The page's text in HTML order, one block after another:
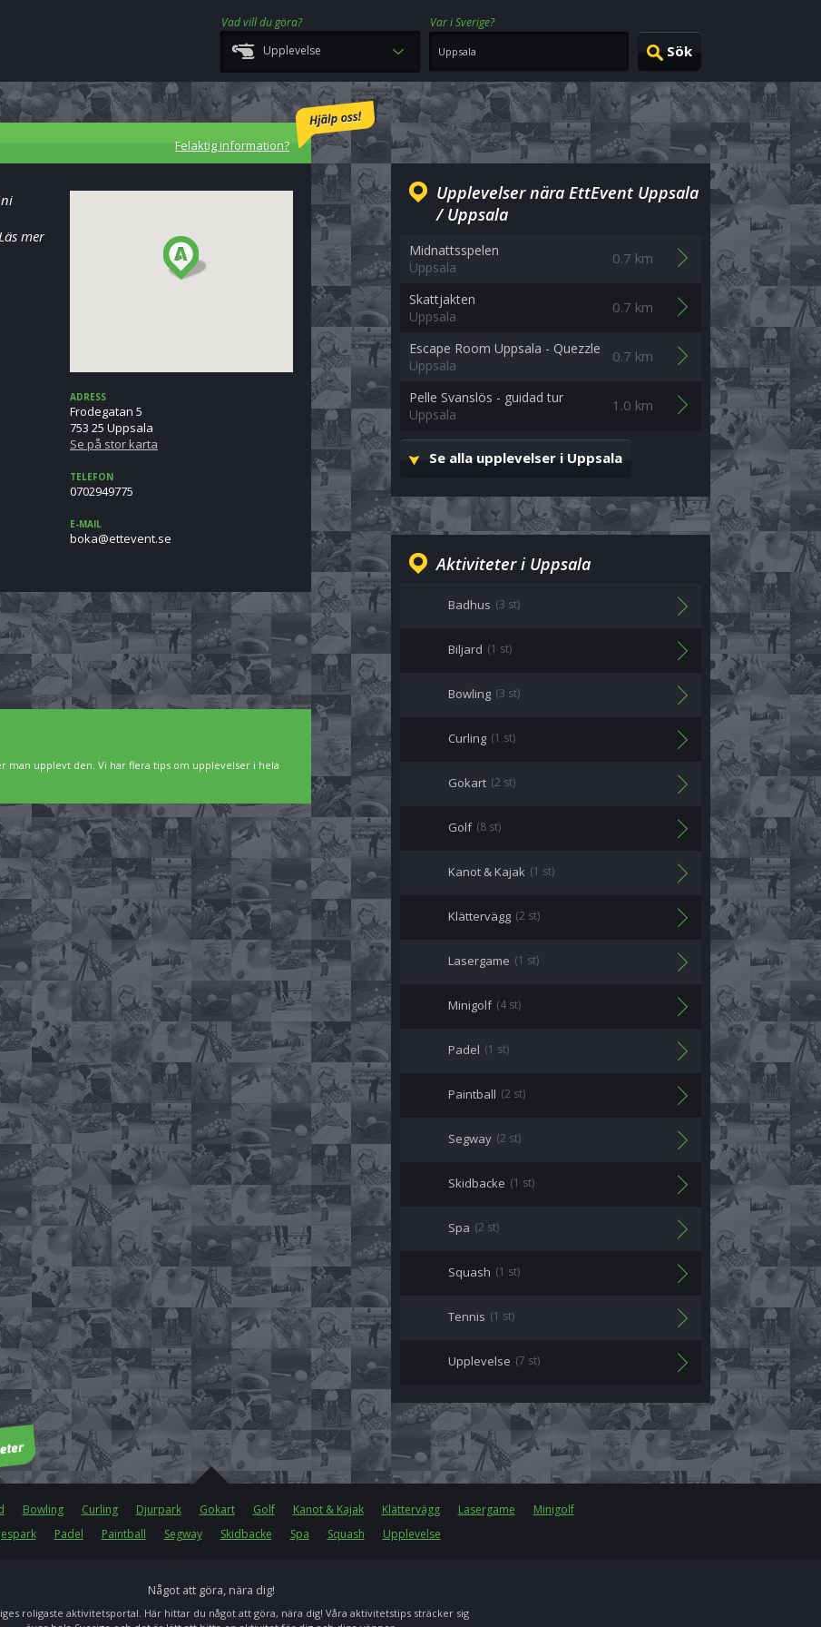
Vad vill du göra?
Var i Sverige?
Upplevelse
Felaktig information?
mer
ADRESS
Frodegatan 5
753 25 Uppsala
Se på stor karta
TELEFON
0702949775
E-MAIL
es.tnevette@akob
Upplevelser nära EttEvent Uppsala
/ Uppsala
Midnattsspelen
Uppsala
0.7 km
Skattjakten
Uppsala
0.7 km
Escape Room Uppsala - Quezzle
Uppsala
0.7 km
Pelle Svanslös - guidad tur
Uppsala
1.0 km
Se alla upplevelser i Uppsala
Aktiviteter i Uppsala
Badhus (3 st)
Biljard (1 st)
Bowling (3 st)
Curling (1 st)
Gokart (2 st)
Golf (8 st)
Kanot & Kajak (1 st)
Klättervägg (2 st)
Lasergame (1 st)
Minigolf (4 st)
Padel (1 st)
Paintball (2 st)
Segway (2 st)
Skidbacke (1 st)
Spa (2 st)
Squash (1 st)
Tennis (1 st)
Upplevelse (7 st)
upplevt den. Vi har flera tips om upplevelser i hela
Bowling Curling Djurpark Gokart Golf Kanot & Kajak Klättervägg Lasergame
Minigolf
Padel Paintball Segway Skidbacke Spa Squash Upplevelse
Något att göra, nära dig!
roligaste aktivitetsportal. Här hittar du något att göra, nära dig! Våra aktivitetstips sträcker sig